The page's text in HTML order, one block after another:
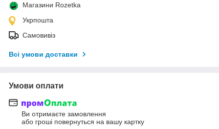
Магазини Rozetka
Укрпошта
Самовивіз
Всі умови доставки
Умови оплати
Ви отримаєте замовлення
або гроші повернуться на вашу картку